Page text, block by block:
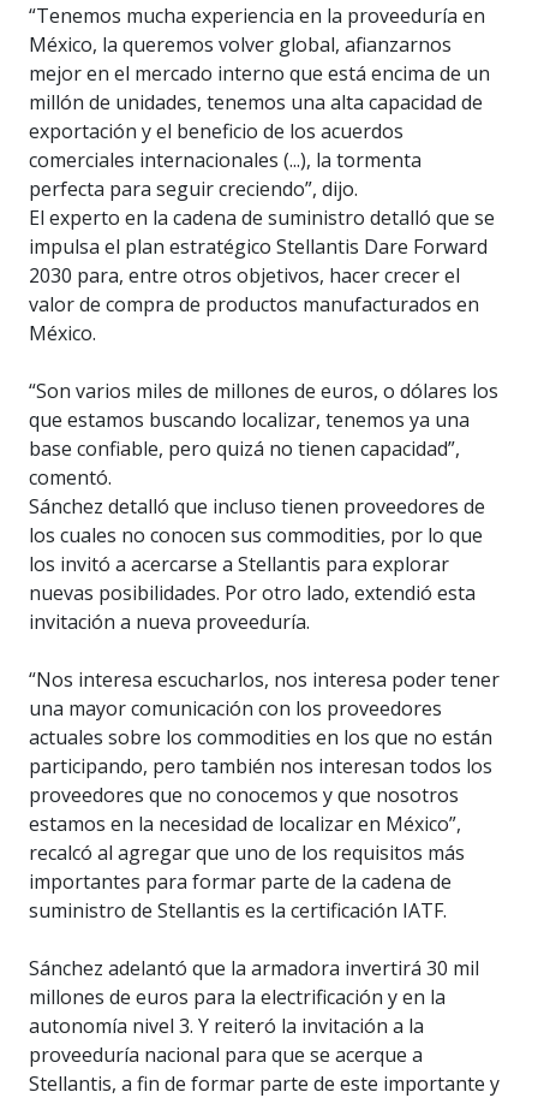
“Tenemos mucha experiencia en la proveeduría en
México, la queremos volver global, afianzarnos
mejor en el mercado interno que está encima de un
millón de unidades, tenemos una alta capacidad de
exportación y el beneficio de los acuerdos
comerciales internacionales (...), la tormenta
perfecta para seguir creciendo”, dijo.
El experto en la cadena de suministro detalló que se
impulsa el plan estratégico Stellantis Dare Forward
2030 para, entre otros objetivos, hacer crecer el
valor de compra de productos manufacturados en
México.
“Son varios miles de millones de euros, o dólares los
que estamos buscando localizar, tenemos ya una
base confiable, pero quizá no tienen capacidad”,
comentó.
Sánchez detalló que incluso tienen proveedores de
los cuales no conocen sus commodities, por lo que
los invitó a acercarse a Stellantis para explorar
nuevas posibilidades. Por otro lado, extendió esta
invitación a nueva proveeduría.
“Nos interesa escucharlos, nos interesa poder tener
una mayor comunicación con los proveedores
actuales sobre los commodities en los que no están
participando, pero también nos interesan todos los
proveedores que no conocemos y que nosotros
estamos en la necesidad de localizar en México”,
recalcó al agregar que uno de los requisitos más
importantes para formar parte de la cadena de
suministro de Stellantis es la certificación IATF.
Sánchez adelantó que la armadora invertirá 30 mil
millones de euros para la electrificación y en la
autonomía nivel 3. Y reiteró la invitación a la
proveeduría nacional para que se acerque a
Stellantis, a fin de formar parte de este importante y